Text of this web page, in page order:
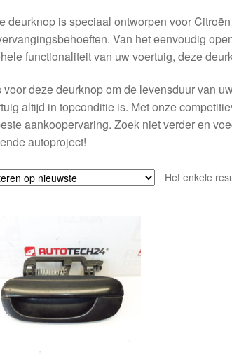
deurknop is speciaal ontworpen voor
Van het eenvoudig
functionaliteit van uw voertuig, deze
voor deze deurknop om de levensduur van
altijd in topconditie is. Met onze
aankoopervaring. Zoek niet verder en
autoproject!
Het enkele